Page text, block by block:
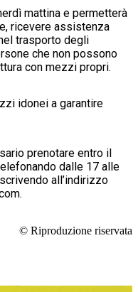
mattina e permetterà
ricevere assistenza
trasporto degli
che non possono
con mezzi propri.
idonei a garantire
prenotare entro il
dalle 17 alle
all’indirizzo
© Riproduzione riservata